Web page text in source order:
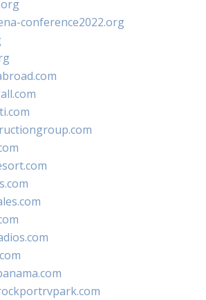
conference2022.org